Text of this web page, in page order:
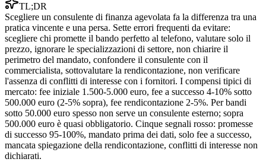
TL;DR
Scegliere un consulente di finanza agevolata fa la differenza tra una
pratica vincente e una persa. Sette errori frequenti da evitare:
scegliere chi promette il bando perfetto al telefono, valutare solo il
prezzo, ignorare le specializzazioni di settore, non chiarire il
perimetro del mandato, confondere il consulente con il
commercialista, sottovalutare la rendicontazione, non verificare
l'assenza di conflitti di interesse con i fornitori. I compensi tipici di
mercato: fee iniziale 1.500-5.000 euro, fee a successo 4-10% sotto
500.000 euro (2-5% sopra), fee rendicontazione 2-5%. Per bandi
sotto 50.000 euro spesso non serve un consulente esterno; sopra
500.000 euro è quasi obbligatorio. Cinque segnali rosso: promesse
di successo 95-100%, mandato prima dei dati, solo fee a successo,
mancata spiegazione della rendicontazione, conflitti di interesse non
dichiarati.